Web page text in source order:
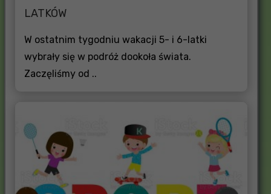
LATKÓW
W ostatnim tygodniu wakacji 5- i 6-latki
wybrały się w podróż dookoła świata.
Zaczęliśmy od ..